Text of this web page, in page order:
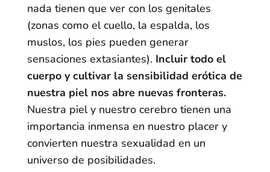
nada tienen que ver con los genitales
(zonas como el cuello, la espalda, los
muslos, los pies pueden generar
sensaciones extasiantes). Incluir todo el
cuerpo y cultivar la sensibilidad erótica de
nuestra piel nos abre nuevas fronteras.
Nuestra piel y nuestro cerebro tienen una
importancia inmensa en nuestro placer y
convierten nuestra sexualidad en un
universo de posibilidades.